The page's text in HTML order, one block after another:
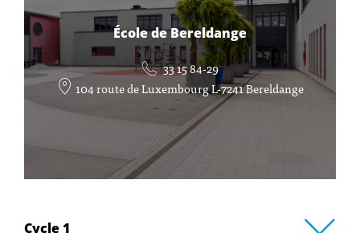
École de Bereldange
33 15 84-29
104 route de Luxembourg L-7241 Bereldange
Cycle 1